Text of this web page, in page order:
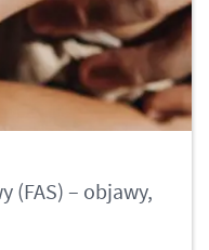
(FAS) – objawy,